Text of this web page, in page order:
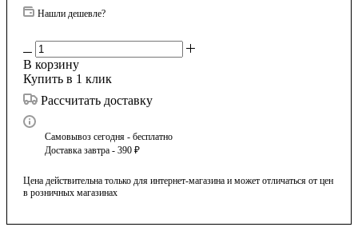
Нашли дешевле?
В корзину
Купить в 1 клик
Рассчитать доставку
Самовывоз сегодня - бесплатно
Доставка завтра - 390 ₽
Цена действительна только для интернет-магазина и может отличаться от цен
в розничных магазинах